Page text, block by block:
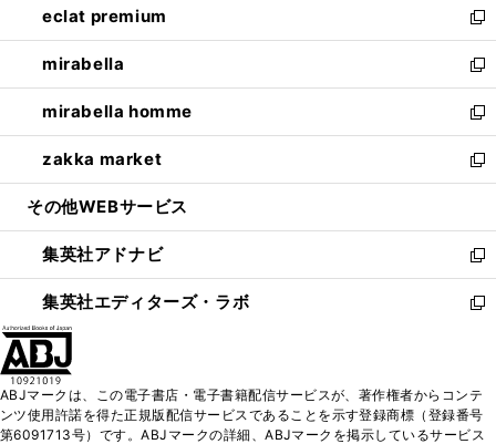
く
で
開
く
ド
ウ
で
開
く
ィ
ン
ド
ウ
で
開
く
い
ウ
ィ
ン
ド
ウ
で
開
eclat premium
新
し
い
ウ
ィ
ン
ド
ウ
開
く
mirabella
新
し
い
ウ
ィ
ン
ウ
で
開
く
mirabella homme
新
し
い
ウ
ン
ド
ウ
で
zakka market
新
し
ウ
ィ
ン
ド
く
その他WEBサービス
集英社アドナビ
新
し
い
ド
ウ
集英社エディターズ・ラボ
新
ィ
ン
ABJマークは、この電子書店・電子書籍配信サービスが、著作権者からコンテ
ンツ使用許諾を得た正規版配信サービスであることを示す登録商標（登録番号
第6091713号）です。ABJマークの詳細、ABJマークを掲示しているサービス